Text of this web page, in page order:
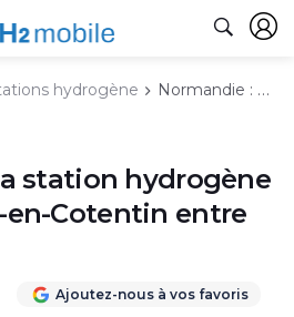
hydrogène Normandie : La station hydrogène de Cherbourg-en-Cotentin entre en service
station hydrogène
en-Cotentin entre
Ajoutez-nous à vos favoris